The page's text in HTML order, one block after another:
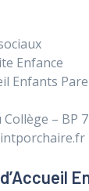
Enfance
Enfants
Collège – BP